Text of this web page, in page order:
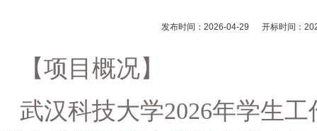
发布时间：2026-04-29 开标时间：
【项目概况】
武汉科技大学2026年学生